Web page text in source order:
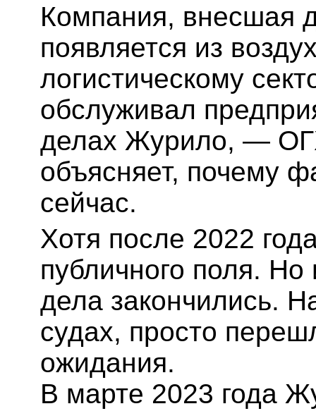
Компания, внесшая
появляется из
логистическому
обслуживал
делах Журило, —
объясняет, почему
сейчас.
Хотя после 2022
публичного поля. Но
дела закончились.
судах, просто
ожидания.
В марте 2023 года